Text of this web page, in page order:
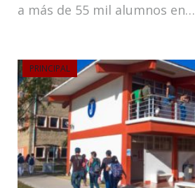
a más de 55 mil alumnos en…
PRINCIPAL